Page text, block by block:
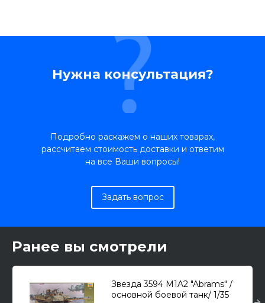
Нужна консультация?
Подробно раскажем о наших товарах,
рассчитаем стоимость доставки и ответим
на все Ваши вопросы!
Задать вопрос
Ранее вы смотрели
Звезда 3594 M1A2 "Abrams" /
основной боевой танк/ 1/35